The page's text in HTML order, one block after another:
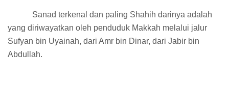
Sanad terkenal dan paling Shahih darinya adalah
yang diriwayatkan oleh penduduk Makkah melalui jalur
Sufyan bin Uyainah, dari Amr bin Dinar, dari Jabir bin
Abdullah.